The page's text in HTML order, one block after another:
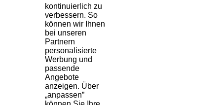
kontinuierlich zu
verbessern. So
können wir Ihnen
bei unseren
Partnern
personalisierte
Werbung und
passende
Angebote
anzeigen. Über
„anpassen”